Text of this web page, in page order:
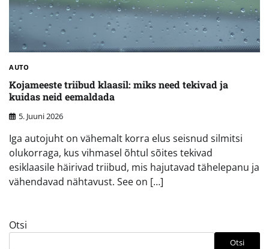
AUTO
Kojameeste triibud klaasil: miks need tekivad ja
kuidas neid eemaldada
5. Juuni 2026
Iga autojuht on vähemalt korra elus seisnud silmitsi
olukorraga, kus vihmasel õhtul sõites tekivad
esiklaasile häirivad triibud, mis hajutavad tähelepanu ja
vähendavad nähtavust. See on […]
Otsi
Otsi